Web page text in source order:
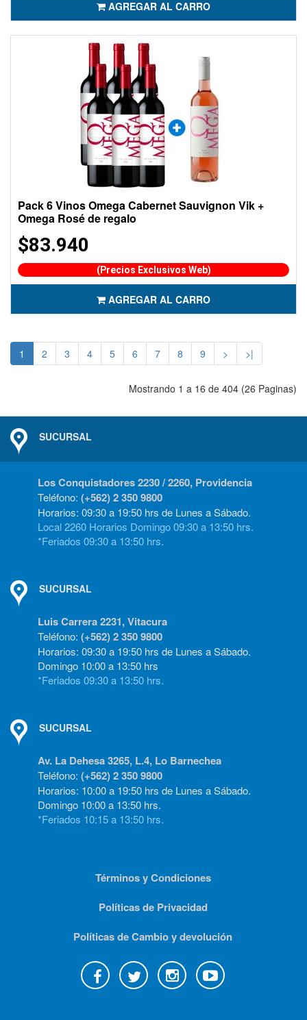
AGREGAR AL CARRO
Pack 6 Vinos Omega Cabernet Sauvignon Vik +
Omega Rosé de regalo
$83.940
(Precios Exclusivos Web)
AGREGAR AL CARRO
1 2 3 4 5 6 7 8 9 > >|
Mostrando 1 a 16 de 404 (26 Paginas)
SUCURSAL
Los Conquistadores 2230 / 2260, Providencia
Teléfono: (+562) 2 350 9800
Horarios: 09:30 a 19:50 hrs de Lunes a Sábado.
Local 2260 Horarios Domingo 09:30 a 13:50 hrs.
*Feriados 09:30 a 13:50 hrs.
SUCURSAL
Luis Carrera 2231, Vitacura
Teléfono: (+562) 2 350 9800
Horarios: 09:30 a 19:50 hrs de Lunes a Sábado.
Domingo 10:00 a 13:50 hrs
*Feriados 09:30 a 13:50 hrs.
SUCURSAL
Av. La Dehesa 3265, L.4, Lo Barnechea
Teléfono: (+562) 2 350 9800
Horarios: 10:00 a 19:50 hrs de Lunes a Sábado.
Domingo 10:00 a 13:50 hrs.
*Feriados 10:15 a 13:50 hrs.
Términos y Condiciones
Políticas de Privacidad
Políticas de Cambio y devolución